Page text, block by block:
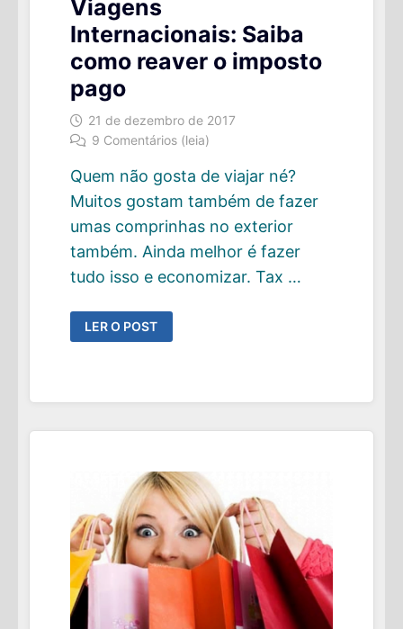
Viagens
Internacionais: Saiba
como reaver o imposto
pago
21 de dezembro de 2017
9 Comentários (leia)
Quem não gosta de viajar né?
Muitos gostam também de fazer
umas comprinhas no exterior
também. Ainda melhor é fazer
tudo isso e economizar. Tax …
VIAGENS
INTERNACIONAIS:
SAIBA
PAGO
LER O POST